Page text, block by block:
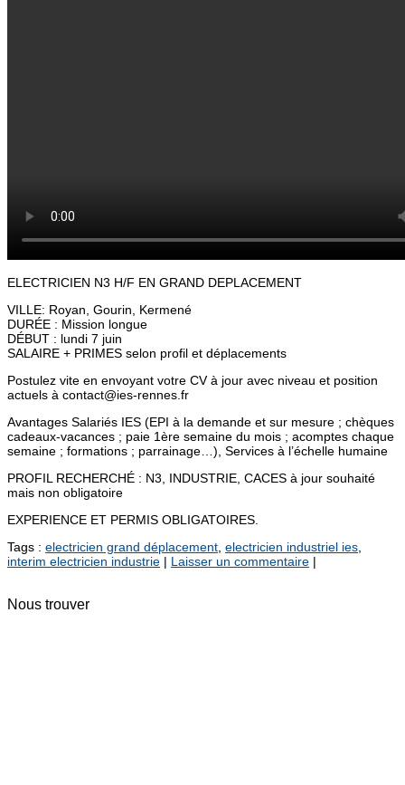
ELECTRICIEN N3 H/F EN GRAND DEPLACEMENT
VILLE: Royan, Gourin, Kermené
DURÉE : Mission longue
DÉBUT : lundi 7 juin
SALAIRE + PRIMES selon profil et déplacements
Postulez vite en envoyant votre CV à jour avec niveau et position
actuels à contact@ies-rennes.fr
Avantages Salariés IES (EPI à la demande et sur mesure ; chèques
cadeaux-vacances ; paie 1ère semaine du mois ; acomptes chaque
semaine ; formations ; parrainage…), Services à l’échelle humaine
PROFIL RECHERCHÉ : N3, INDUSTRIE, CACES à jour souhaité
mais non obligatoire
EXPERIENCE ET PERMIS OBLIGATOIRES.
Tags : electricien grand déplacement electricien industriel ies
interim electricien industrie | Laisser un commentaire |
Nous trouver